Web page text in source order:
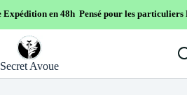
Pensé pour les particuliers B2C •
content
Secret Avoue